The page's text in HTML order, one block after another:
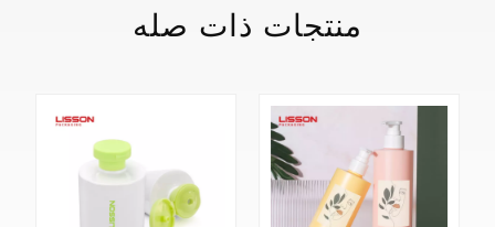
منتجات ذات صله